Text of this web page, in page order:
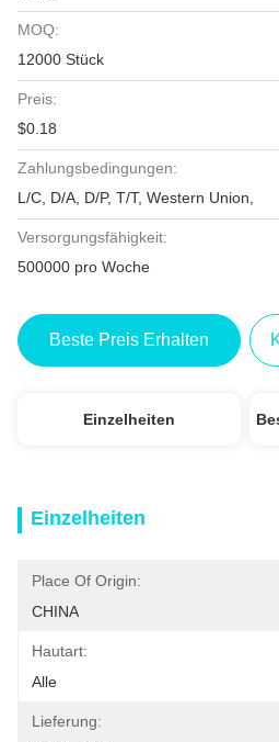
MOQ:
12000 Stück
Preis:
$0.18
Zahlungsbedingungen:
L/C, D/A, D/P, T/T, Western Union,
Versorgungsfähigkeit:
500000 pro Woche
Beste Preis Erhalten
Einzelheiten
Einzelheiten
Place Of Origin:
CHINA
Hautart:
Alle
Lieferung: